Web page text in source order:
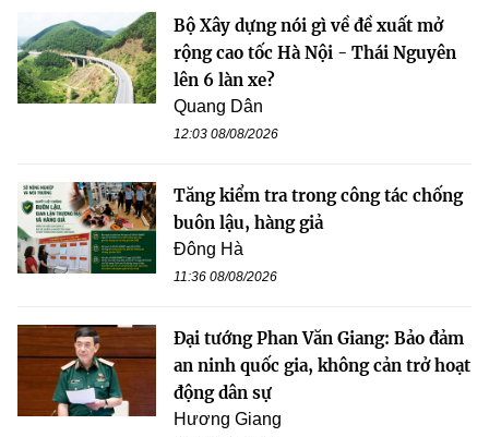
Bộ Xây dựng nói gì về đề xuất mở
rộng cao tốc Hà Nội - Thái Nguyên
lên 6 làn xe?
Quang Dân
12:03 08/08/2026
Tăng kiểm tra trong công tác chống
buôn lậu, hàng giả
Đông Hà
11:36 08/08/2026
Đại tướng Phan Văn Giang: Bảo đảm
an ninh quốc gia, không cản trở hoạt
động dân sự
Hương Giang